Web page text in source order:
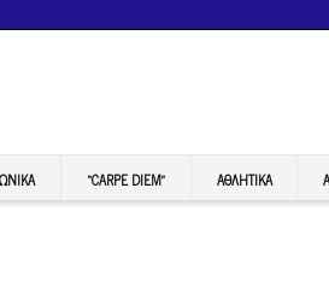
“CARPE DIEM” ΑΘΛΗΤΙΚΆ